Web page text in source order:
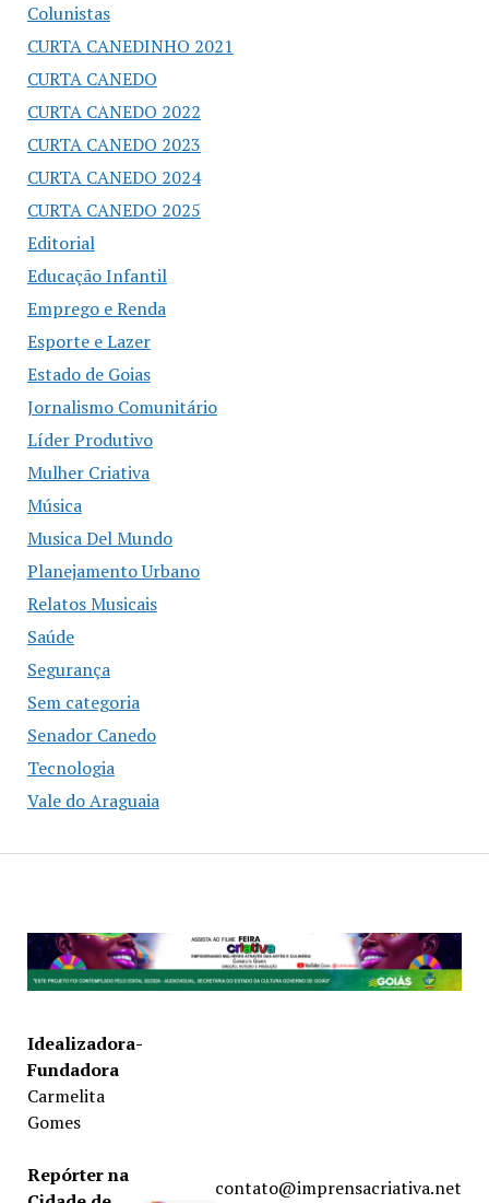
Colunistas
CURTA CANEDINHO 2021
CURTA CANEDO
CURTA CANEDO 2022
CURTA CANEDO 2023
CURTA CANEDO 2024
CURTA CANEDO 2025
Editorial
Educação Infantil
Emprego e Renda
Esporte e Lazer
Estado de Goias
Jornalismo Comunitário
Líder Produtivo
Mulher Criativa
Música
Musica Del Mundo
Planejamento Urbano
Relatos Musicais
Saúde
Segurança
Sem categoria
Senador Canedo
Tecnologia
Vale do Araguaia
Idealizadora-
Fundadora
Carmelita
Gomes
Repórter na
contato@imprensacriativa.net